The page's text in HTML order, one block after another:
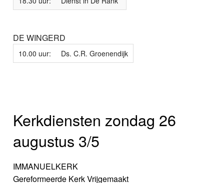
DE WINGERD
10.00 uur: Ds. C.R. Groenendijk
Kerkdiensten zondag 26
augustus 3/5
IMMANUELKERK
Gereformeerde Kerk Vrijgemaakt